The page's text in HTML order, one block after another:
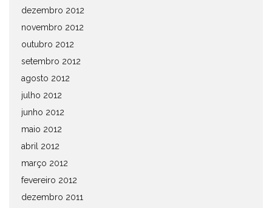
dezembro 2012
novembro 2012
outubro 2012
setembro 2012
agosto 2012
julho 2012
junho 2012
maio 2012
abril 2012
março 2012
fevereiro 2012
dezembro 2011